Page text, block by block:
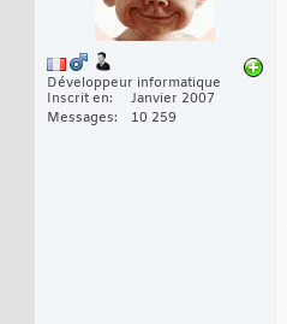
Développeur informatique
Inscrit en
Janvier 2007
Messages
10 259